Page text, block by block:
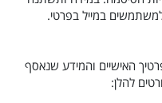
במייל בפרטי.
האישיים והמידע שנאסף
להלן: